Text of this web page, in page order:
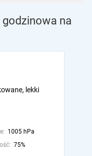
na
lekki
1005 hPa
75%